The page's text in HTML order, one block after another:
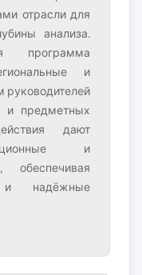
отрасли для
анализа.
программа
и
руководителей
и предметных
дают
и
обеспечивая
и надёжные